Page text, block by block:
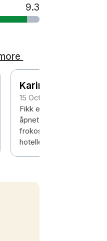
9.3
Karin Øiestad
15 October 2025
Fikk en wow-opplevelse
åpnet døra. Supert rom
frokost/enkel kvelds.
hotellet🤩